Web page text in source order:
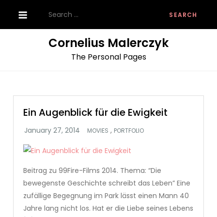
content
for:
Cornelius Malerczyk
The Personal Pages
Ein Augenblick für die Ewigkeit
MOVIES , PORTFOLIO
Beitrag zu 99Fire-Films 2014. Thema: “Die
bewegenste Geschichte schreibt das Leben” Eine
zufällige Begegnung im Park lässt einen Mann 40
Jahre lang nicht los. Hat er die Liebe seines Lebens